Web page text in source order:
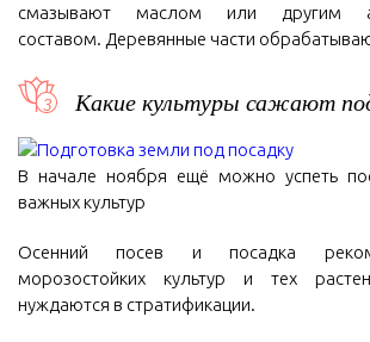
смазывают маслом или другим
составом. Деревянные части
Какие культуры сажают
В начале ноября ещё можно успеть
важных культур
Осенний посев и посадка
морозостойких культур и тех
нуждаются в стратификации.